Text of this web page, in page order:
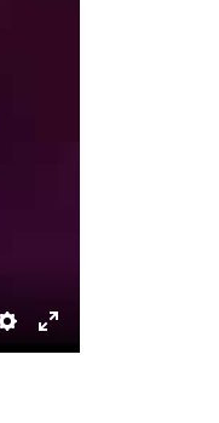
Settings
Enter